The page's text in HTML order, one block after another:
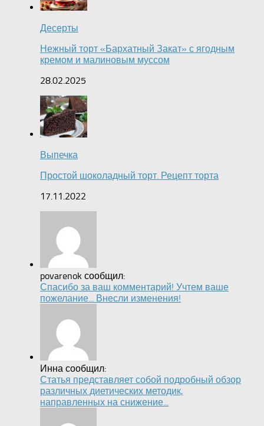
Десерты
Нежный торт «Бархатный Закат» с ягодным
кремом и малиновым муссом
28.02.2025
Выпечка
Простой шоколадный торт. Рецепт торта
17.11.2022
povarenok сообщил:
Спасибо за ваш комментарий! Учтем ваше
пожелание... Внесли изменения!
Инна сообщил:
Статья представляет собой подробный обзор
различных диетических методик,
направленных на снижение...